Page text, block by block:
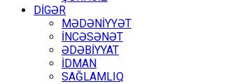
DİGƏR
MƏDƏNİYYƏT
İNCƏSƏNƏT
ƏDƏBİYYAT
İDMAN
SAĞLAMLIQ